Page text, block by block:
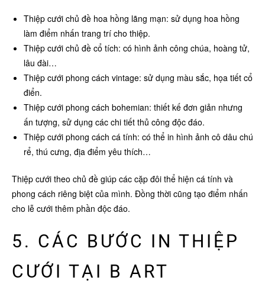
Thiệp cưới chủ đề hoa hồng lãng mạn: sử dụng hoa hồng
làm điểm nhấn trang trí cho thiệp.
Thiệp cưới chủ đề cổ tích: có hình ảnh công chúa, hoàng tử,
lâu đài…
Thiệp cưới phong cách vintage: sử dụng màu sắc, họa tiết cổ
điển.
Thiệp cưới phong cách bohemian: thiết kế đơn giản nhưng
ấn tượng, sử dụng các chi tiết thủ công độc đáo.
Thiệp cưới phong cách cá tính: có thể in hình ảnh cô dâu chú
rể, thú cưng, địa điểm yêu thích…
Thiệp cưới theo chủ đề giúp các cặp đôi thể hiện cá tính và
phong cách riêng biệt của mình. Đồng thời cũng tạo điểm nhấn
cho lễ cưới thêm phần độc đáo.
5. CÁC BƯỚC IN THIỆP
CƯỚI TẠI B ART